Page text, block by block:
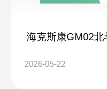
海克斯康GM02
2026-05-22